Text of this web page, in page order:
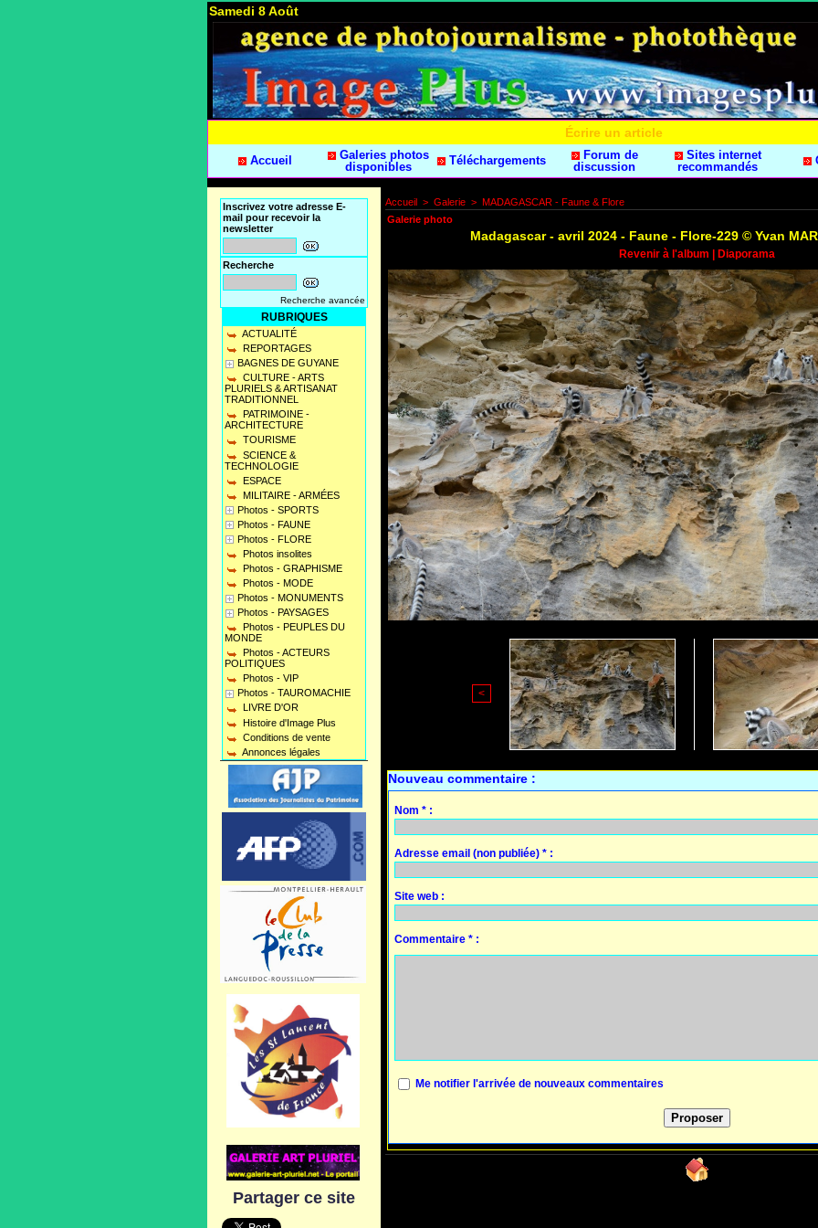
Samedi 8 Août
Écrire un article
Accueil
Galeries photos
disponibles
Téléchargements
Forum de
discussion
Sites internet
recommandés
Inscrivez votre adresse E-
mail pour recevoir la
newsletter
Recherche
Recherche avancée
RUBRIQUES
ACTUALITÉ
REPORTAGES
BAGNES DE GUYANE
CULTURE - ARTS
PLURIELS & ARTISANAT
TRADITIONNEL
PATRIMOINE -
ARCHITECTURE
TOURISME
SCIENCE &
TECHNOLOGIE
ESPACE
MILITAIRE - ARMÉES
Photos - SPORTS
Photos - FAUNE
Photos - FLORE
Photos insolites
Photos - GRAPHISME
Photos - MODE
Photos - MONUMENTS
Photos - PAYSAGES
Photos - PEUPLES DU
MONDE
Photos - ACTEURS
POLITIQUES
Photos - VIP
Photos - TAUROMACHIE
LIVRE D'OR
Histoire d'Image Plus
Conditions de vente
Annonces légales
Partager ce site
Accueil > Galerie > MADAGASCAR - Faune & Flore
Galerie photo
Madagascar - avril 2024 - Faune - Flore-229 © Yvan
Revenir à l'album Diaporama
<
Nouveau commentaire :
Nom * :
Adresse email (non publiée) * :
Site web :
Commentaire * :
Me notifier l'arrivée de nouveaux commentaires